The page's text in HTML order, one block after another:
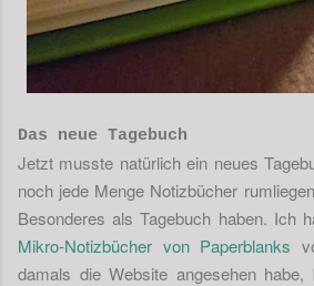
Das neue Tagebuch
Jetzt musste natürlich ein neues
noch jede Menge Notizbücher
Besonderes als Tagebuch haben. Ich
Mikro-Notizbücher von Paperblanks
damals die Website angesehen